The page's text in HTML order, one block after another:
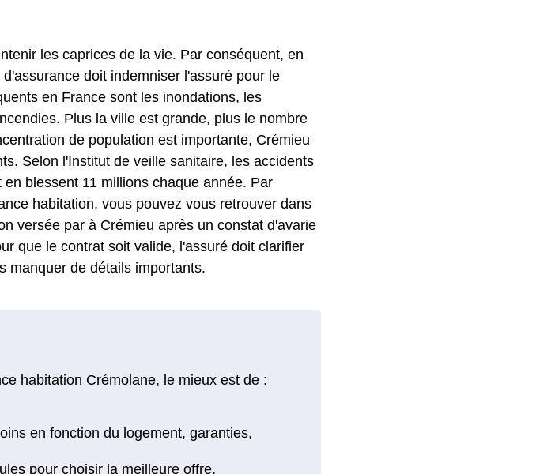
les caprices de la vie. Par conséquent, en
doit indemniser l'assuré pour le
en France sont les inondations, les
Plus la ville est grande, plus le nombre
de population est importante, Crémieu
Selon l'Institut de veille sanitaire, les accidents
blessent 11 millions chaque année. Par
habitation, vous pouvez vous retrouver dans
versée par à Crémieu après un constat d'avarie
que le contrat soit valide, l'assuré doit clarifier
manquer de détails importants.
habitation Crémolane, le mieux est de :